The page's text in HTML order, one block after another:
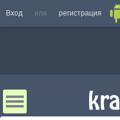
Вход или регистрация